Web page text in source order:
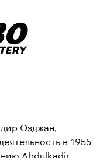
Озджан,
в 1955
Abdulkadir